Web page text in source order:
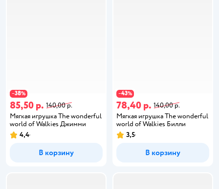
−38%
85,50 р. 140,00 р.
Мягкая игрушка The wonderful
world of Walkies Джимми
4,4
В корзину
−43%
78,40 р. 140,00 р.
Мягкая игрушка The wonderful
world of Walkies Билли
3,5
В корзину